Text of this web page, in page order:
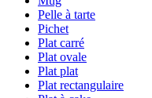
Pelle à tarte
Pichet
Plat carré
Plat ovale
Plat plat
Plat rectangulaire